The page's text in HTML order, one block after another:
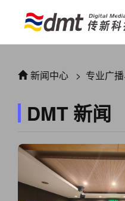
新闻中心 > 专业广
DMT 新闻